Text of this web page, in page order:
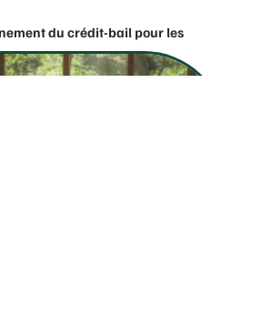
du crédit-bail pour les